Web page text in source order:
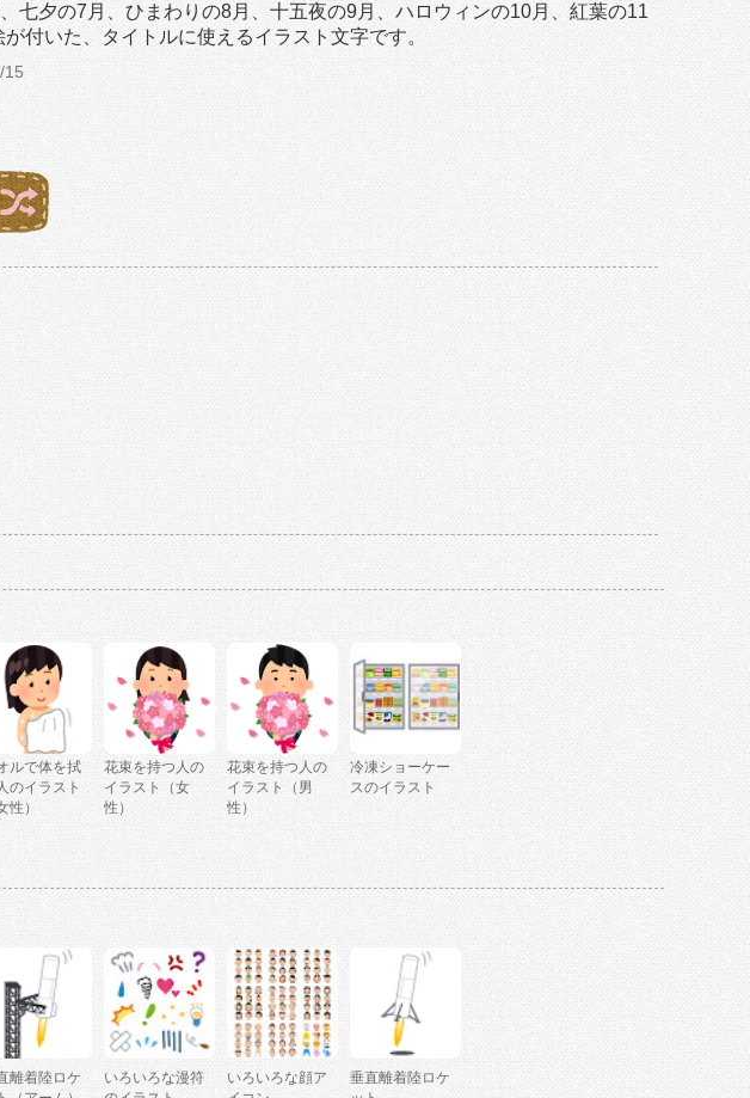
七夕の7月、ひまわりの8月、十五夜の9月、ハロウィンの10月、紅葉の11
付いた、タイトルに使えるイラスト文字です。
15
ルで体を拭
のイラスト
性）
花束を持つ人の
イラスト（女
性）
花束を持つ人の
イラスト（男
性）
冷凍ショーケー
スのイラスト
離着陸ロケ
いろいろな漫符
いろいろな顔ア
垂直離着陸ロケ